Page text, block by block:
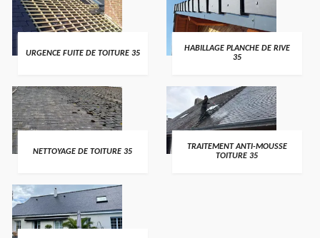
URGENCE FUITE DE TOITURE 35
HABILLAGE PLANCHE DE RIVE
35
NETTOYAGE DE TOITURE 35
TRAITEMENT ANTI-MOUSSE
TOITURE 35